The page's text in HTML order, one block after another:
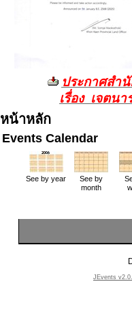
ประกาศสำ
เรื่อง เจตน
หน้าหลัก
Events Calendar
See by year
See by
month
JEvents